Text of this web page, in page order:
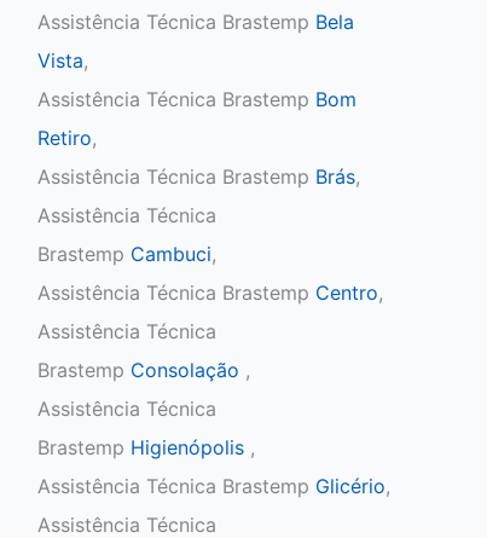
Assistência Técnica Brastemp Bela
Vista,
Assistência Técnica Brastemp Bom
Retiro,
Assistência Técnica Brastemp Brás,
Assistência Técnica
Brastemp Cambuci,
Assistência Técnica Brastemp Centro,
Assistência Técnica
Brastemp Consolação ,
Assistência Técnica
Brastemp Higienópolis ,
Assistência Técnica Brastemp Glicério,
Assistência Técnica